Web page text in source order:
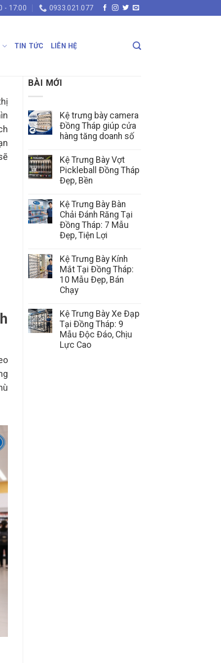
- 17:00 0933.021.077
TIN TỨC LIÊN HỆ
BÀI MỚI
Kệ trưng bày camera
Đồng Tháp giúp cửa
hàng tăng doanh số
Kệ Trưng Bày Vợt
Pickleball Đồng Tháp
Đẹp, Bền
Kệ Trưng Bày Bàn
Chải Đánh Răng Tại
Đồng Tháp: 7 Mẫu
Đẹp, Tiện Lợi
Kệ Trưng Bày Kính
Mắt Tại Đồng Tháp:
10 Mẫu Đẹp, Bán
Chạy
Kệ Trưng Bày Xe Đạp
Tại Đồng Tháp: 9
Mẫu Độc Đáo, Chịu
Lực Cao